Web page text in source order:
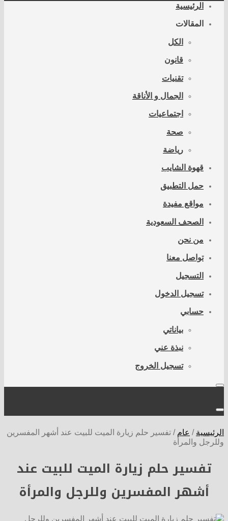
الرئيسية
المقالات
الكل
قانون
تقنيات
الجمال و الأناقة
اجتماعيات
صحة
رياضة
قهوة الشايب
حمل التطبيق
مواقع مفيدة
الصحف السعودية
من نحن
تواصل معنا
التسجيل
تسجيل الدخول
حسابي
بياناتي
نبذة عني
تسجيل الخروج
الرئيسية / عام / تفسير حلم زيارة الميت للبيت عند أشهر المفسرين
وللرجل والمرأة
تفسير حلم زيارة الميت للبيت عند
أشهر المفسرين وللرجل والمرأة